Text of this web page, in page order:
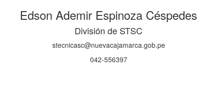
Edson Ademir Espinoza Céspedes
División de STSC
stecnicasc@nuevacajamarca.gob.pe
042-556397